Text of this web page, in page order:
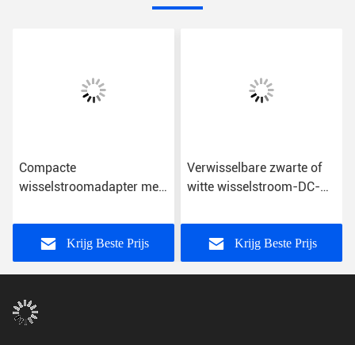
Compacte
wisselstroomadapter met
compatibiliteit Lichte
universele voeding
Krijg Beste Prijs
Verwisselbare zwarte of
witte wisselstroom-DC-
hoes
Krijg Beste Prijs